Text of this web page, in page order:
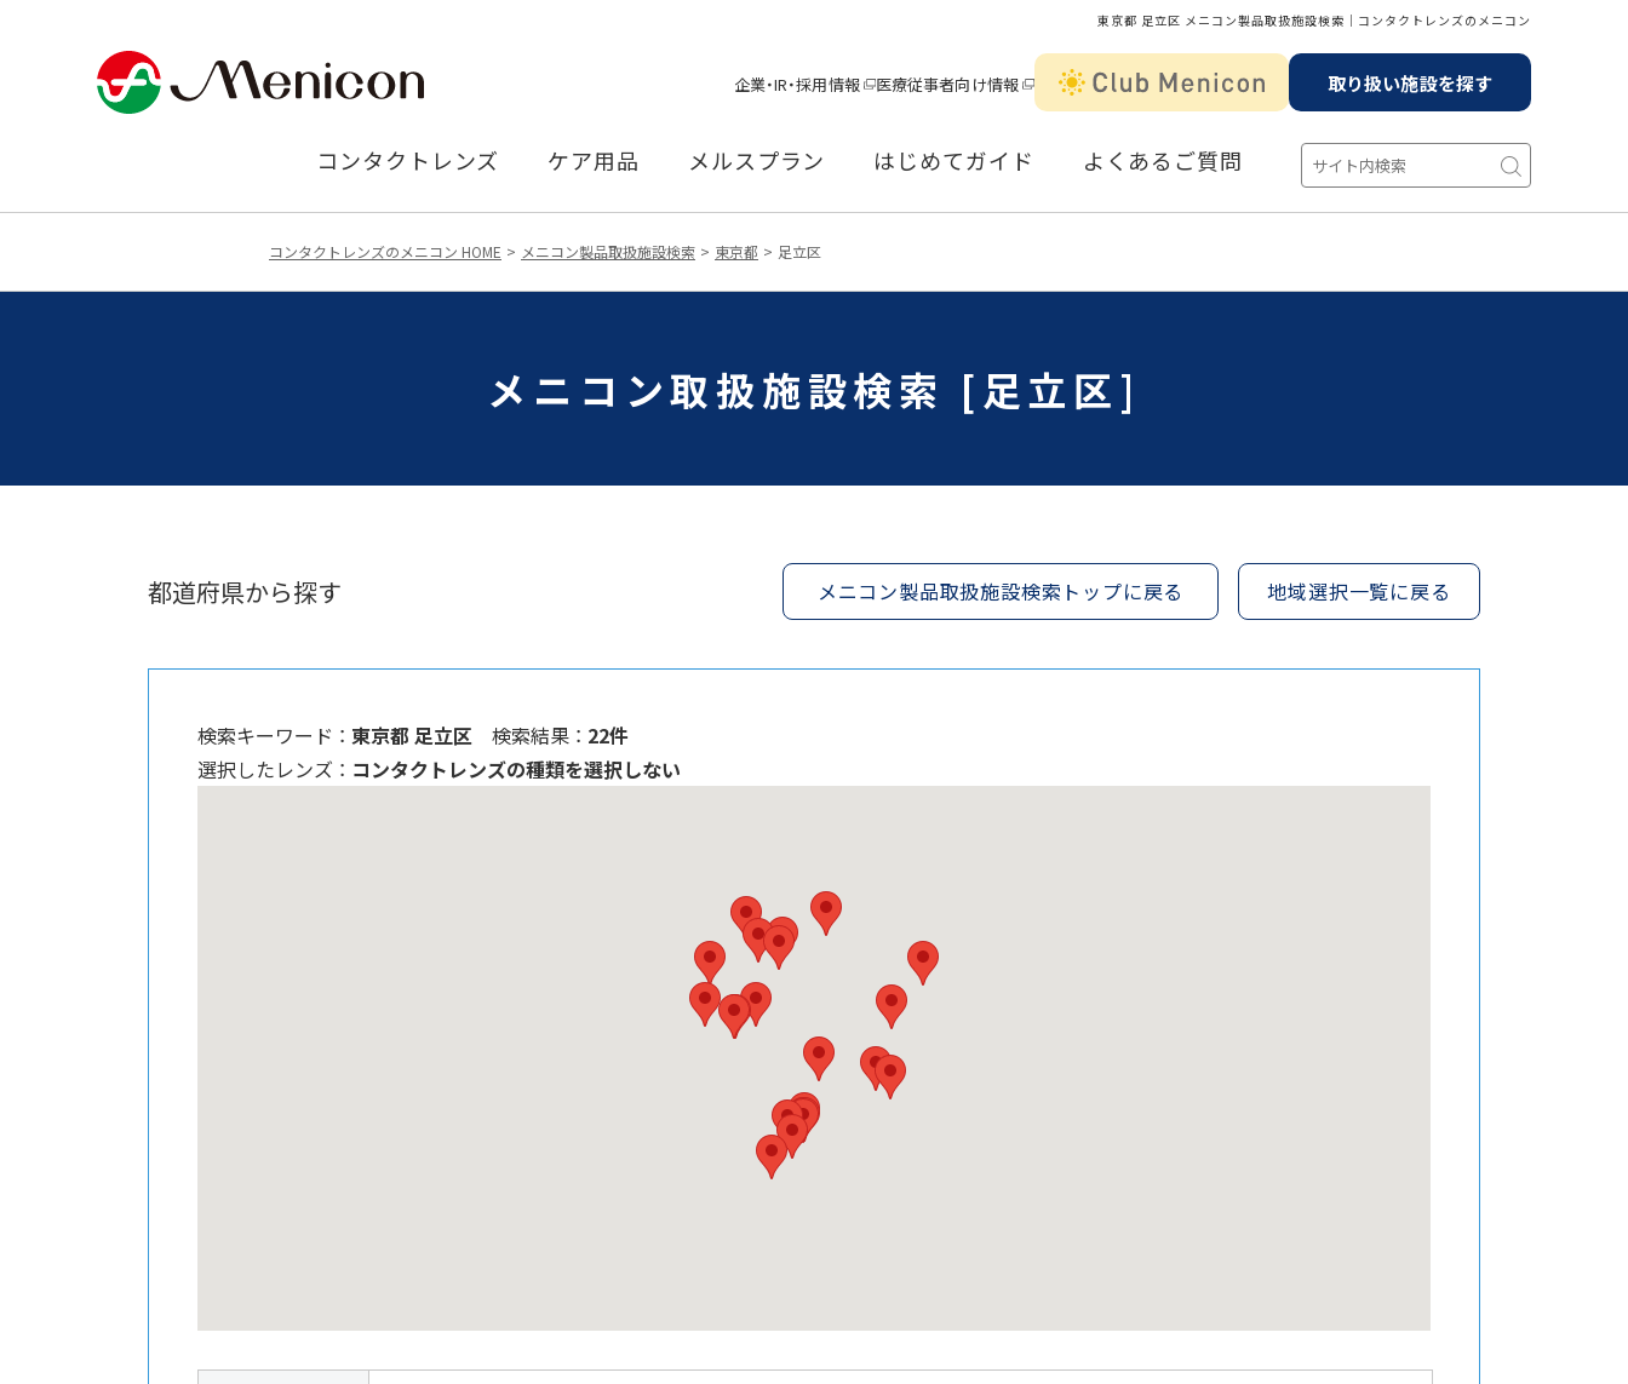
東京都 足立区 メニコン製品取扱施設検索│コンタクトレンズのメニコン
企業・IR・採用情報 医療従事者向け情報 取り扱い施設を探す
コンタクトレンズ ケア用品 メルスプラン はじめてガイド よくあるご質問
コンタクトレンズのメニコン HOME メニコン製品取扱施設検索 東京都 足立区
メニコン取扱施設検索 [足立区]
都道府県から探す メニコン製品取扱施設検索トップに戻る 地域選択一覧に戻る
検索キーワード ： 東京都 足立区 検索結果 ： 22件
選択したレンズ ： コンタクトレンズの種類を選択しない